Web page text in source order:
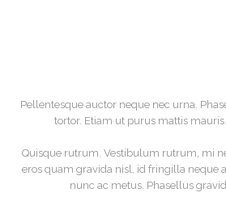
Pellentesque auctor neque nec urna.
tortor. Etiam ut purus mattis
Quisque rutrum. Vestibulum rutrum, mi
eros quam gravida nisl, id fringilla neque
nunc ac metus. Phasellus